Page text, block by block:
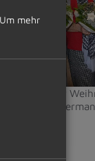
Im Rahmen der
Brunhilde
Um mehr